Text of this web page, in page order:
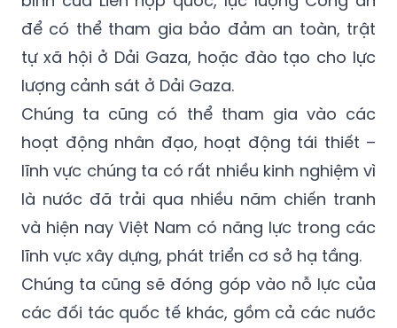
để có thể tham gia bảo đảm an toàn, trật
tự xã hội ở Dải Gaza, hoặc đào tạo cho lực
lượng cảnh sát ở Dải Gaza.
Chúng ta cũng có thể tham gia vào các
hoạt động nhân đạo, hoạt động tái thiết –
lĩnh vực chúng ta có rất nhiều kinh nghiệm vì
là nước đã trải qua nhiều năm chiến tranh
và hiện nay Việt Nam có năng lực trong các
lĩnh vực xây dựng, phát triển cơ sở hạ tầng.
Chúng ta cũng sẽ đóng góp vào nỗ lực của
các đối tác quốc tế khác, gồm cả các nước